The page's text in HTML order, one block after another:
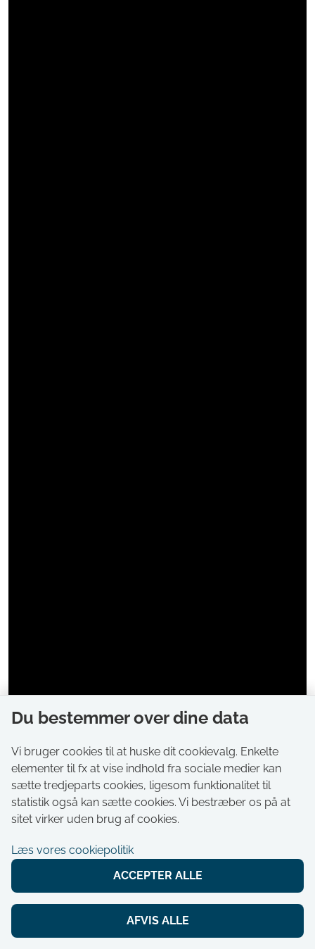
Du bestemmer over dine data
Vi bruger cookies til at huske dit cookievalg. Enkelte
elementer til fx at vise indhold fra sociale medier kan
sætte tredjeparts cookies, ligesom funktionalitet til
statistik også kan sætte cookies. Vi bestræber os på at
sitet virker uden brug af cookies.
Læs vores cookiepolitik
ACCEPTER ALLE
AFVIS ALLE